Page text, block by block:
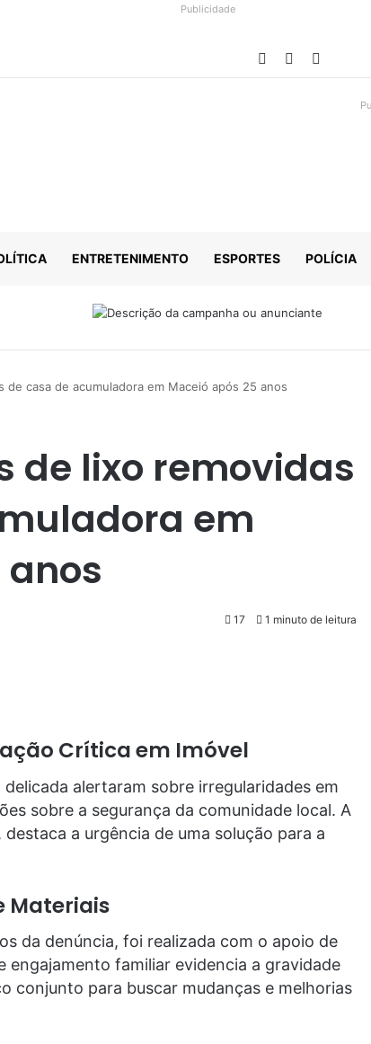
Publicidade
Facebook
YouTube
ENTRETENIMENTO ESPORTES POLÍCIA
casa de acumuladora em Maceió após 25 anos
de lixo removidas
em
anos
17 1 minuto de leitura
Crítica em Imóvel
alertaram sobre irregularidades em
sobre a segurança da comunidade local. A
a urgência de uma solução para a
Materiais
da denúncia, foi realizada com o apoio de
engajamento familiar evidencia a gravidade
conjunto para buscar mudanças e melhorias